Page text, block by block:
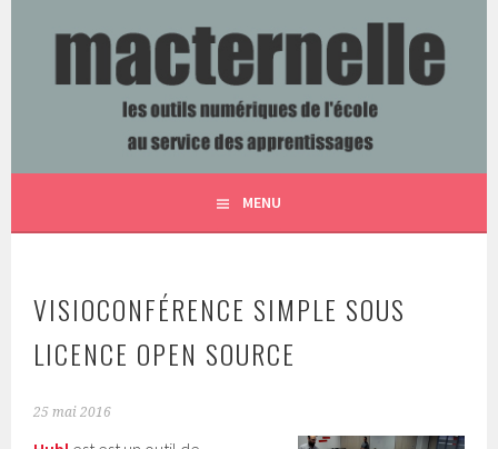
MACTERNELLE
LES OUTILS NUMÉRIQUES DE L'ÉCOLE AU SERVICE DES
MENU
VISIOCONFÉRENCE SIMPLE SOUS
LICENCE OPEN SOURCE
25 mai 2016